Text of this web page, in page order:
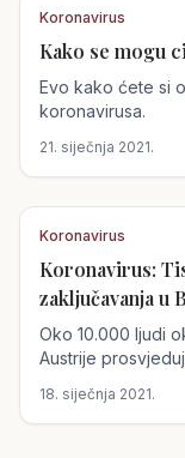
Koronavirus
Kako se mogu
Evo kako ćete si
koronavirusa.
21. siječnja 2021.
Austrija
Koronavirus
Koronavirus:
zaključavanja u
Oko 10.000 ljudi
Austrije
18. siječnja 2021.